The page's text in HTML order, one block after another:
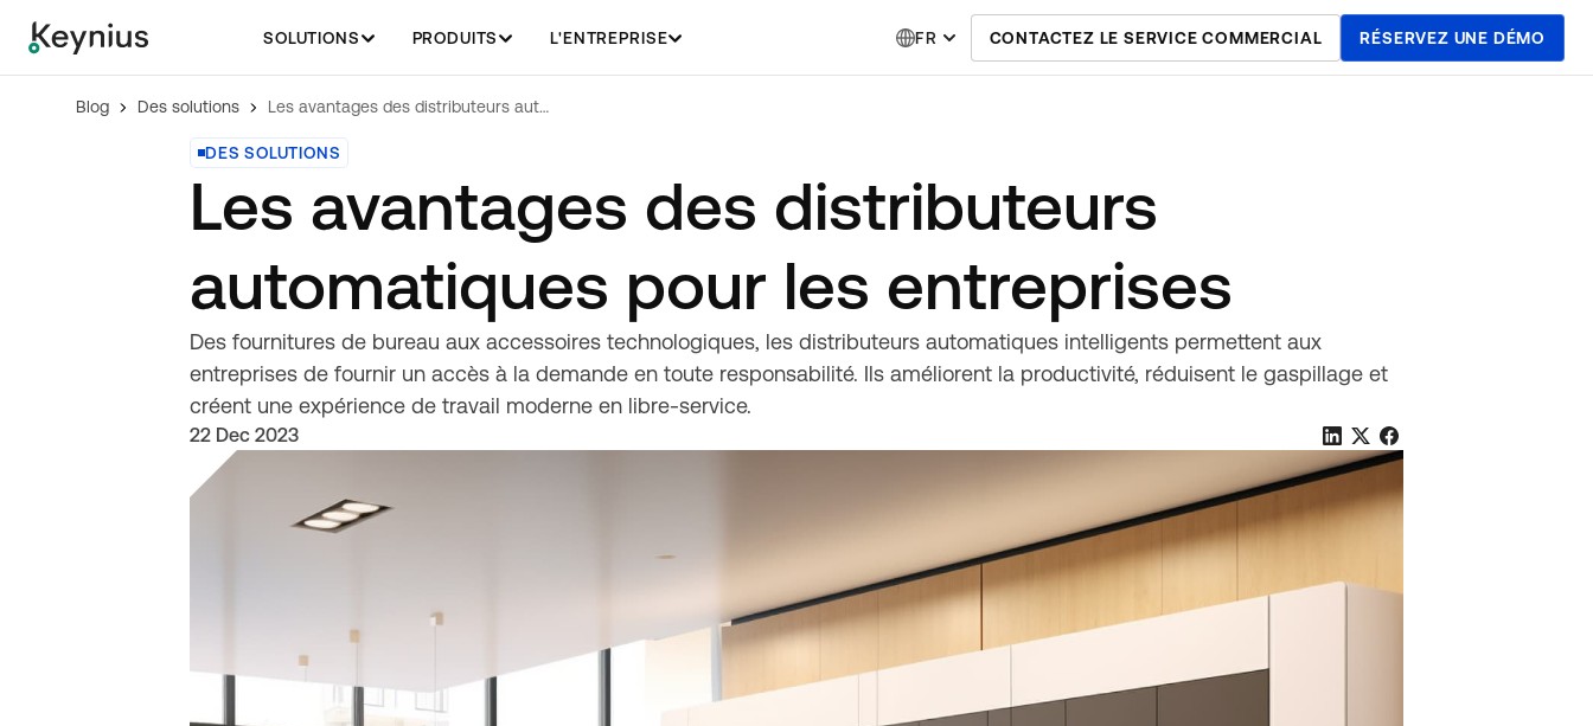
SOLUTIONS PRODUITS L'ENTREPRISE FR CONTACTEZ LE SERVICE COMMERCIAL RÉSERVEZ UNE DÉMO
Blog Des solutions Les avantages des distributeurs automatiques pour les entreprises
DES SOLUTIONS
Les avantages des distributeurs
automatiques pour les entreprises
Des fournitures de bureau aux accessoires technologiques, les distributeurs automatiques intelligents permettent aux
entreprises de fournir un accès à la demande en toute responsabilité. Ils améliorent la productivité, réduisent le gaspillage et
créent une expérience de travail moderne en libre-service.
22 Dec 2023